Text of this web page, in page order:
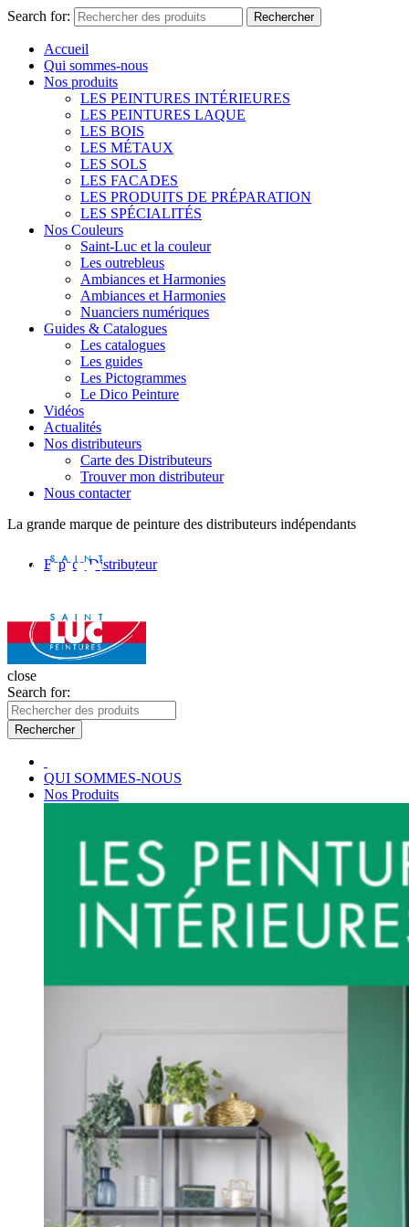
Search for: Rechercher
Accueil
Qui sommes-nous
Nos produits
LES PEINTURES INTÉRIEURES
LES PEINTURES LAQUE
LES BOIS
LES MÉTAUX
LES SOLS
LES FACADES
LES PRODUITS DE PRÉPARATION
LES SPÉCIALITÉS
Nos Couleurs
Saint-Luc et la couleur
Les outrebleus
Ambiances et Harmonies
Ambiances et Harmonies
Nuanciers numériques
Guides & Catalogues
Les catalogues
Les guides
Les Pictogrammes
Le Dico Peinture
Vidéos
Actualités
Nos distributeurs
Carte des Distributeurs
Trouver mon distributeur
Nous contacter
La grande marque de peinture des distributeurs indépendants
Espace Distributeur
close
Search for:
Rechercher
QUI SOMMES-NOUS
Nos Produits